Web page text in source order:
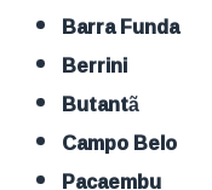
Barra Funda
Berrini
Butantã
Campo Belo
Pacaembu